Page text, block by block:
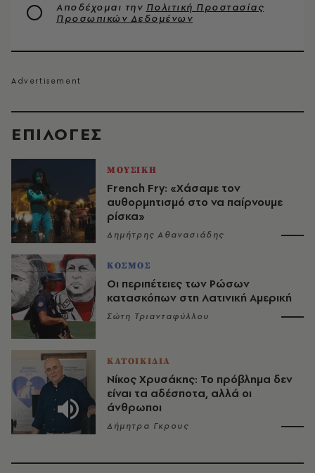
EΠΙΛΟΓΈΣ
ΜΟΥΣΙΚΗ
French Fry: «Χάσαμε τον
αυθορμητισμό στο να παίρνουμε
ρίσκα»
Δημήτρης Αθανασιάδης
ΚΟΣΜΟΣ
Οι περιπέτειες των Ρώσων
κατασκόπων στη Λατινική Αμερική
Σώτη Τριανταφύλλου
ΚΑΤΟΙΚΙΔΙΑ
Νίκος Χρυσάκης: Το πρόβλημα δεν
είναι τα αδέσποτα, αλλά οι
άνθρωποι
Δήμητρα Γκρους
Αποδέχομαι την Πολιτική Προστασίας
Προσωπικών Δεδομένων